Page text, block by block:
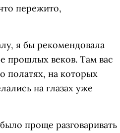
пережито,
я бы рекомендовала
прошлых веков. Там вас
полатях, на которых
на глазах уже
проще разговаривать